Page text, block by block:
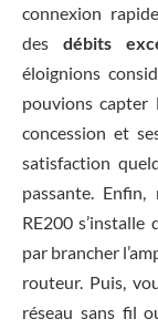
connexion
des débits
éloignions
pouvions
concession et
satisfaction
passante.
RE200 s’installe
par brancher
routeur. Puis,
réseau sans fil